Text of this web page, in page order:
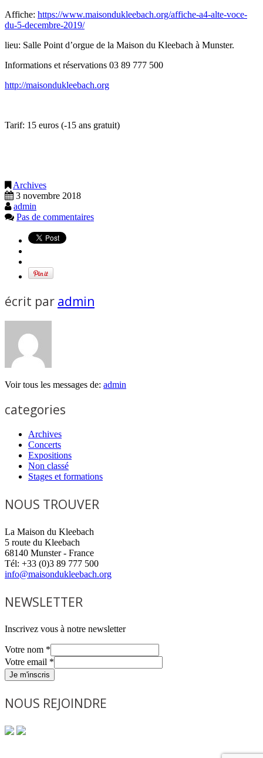
Affiche: https://www.maisondukleebach.org/affiche-a4-alte-voce-
du-5-decembre-2019/
lieu: Salle Point d’orgue de la Maison du Kleebach à Munster.
Informations et réservations 03 89 777 500
http://maisondukleebach.org
Tarif: 15 euros (-15 ans gratuit)
Archives
3 novembre 2018
admin
Pas de commentaires
écrit par admin
Voir tous les messages de: admin
categories
Archives
Concerts
Expositions
Non classé
Stages et formations
NOUS TROUVER
La Maison du Kleebach
5 route du Kleebach
68140 Munster - France
Tél: +33 (0)3 89 777 500
info@maisondukleebach.org
NEWSLETTER
Inscrivez vous à notre newsletter
Votre nom *
Votre email *
Je m'inscris
NOUS REJOINDRE